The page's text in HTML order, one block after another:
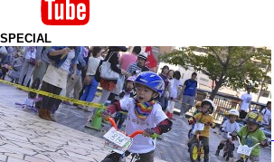
SPECIAL